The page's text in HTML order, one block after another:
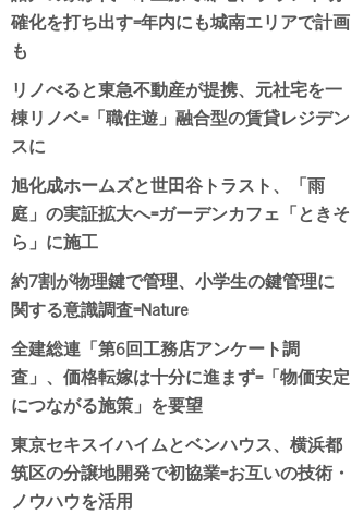
確化を打ち出す=年内にも城南エリアで計画
も
リノべると東急不動産が提携、元社宅を一
棟リノベ=「職住遊」融合型の賃貸レジデン
スに
旭化成ホームズと世田谷トラスト、「雨
庭」の実証拡大へ=ガーデンカフェ「ときそ
ら」に施工
約7割が物理鍵で管理、小学生の鍵管理に
関する意識調査=Nature
全建総連「第6回工務店アンケート調
査」、価格転嫁は十分に進まず=「物価安定
につながる施策」を要望
東京セキスイハイムとベンハウス、横浜都
筑区の分譲地開発で初協業=お互いの技術・
ノウハウを活用